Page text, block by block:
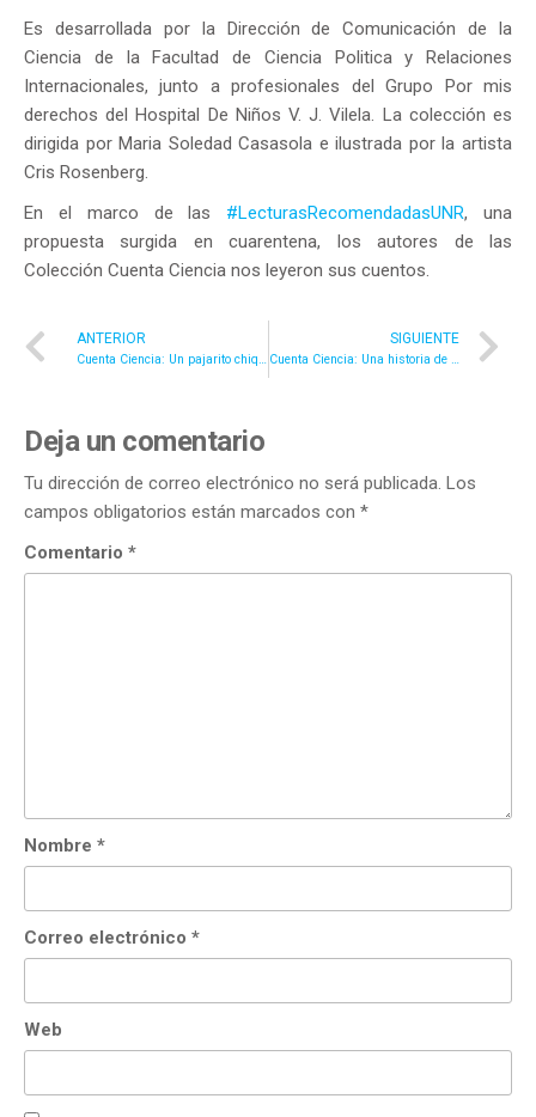
Es desarrollada por la Dirección de Comunicación de la
Ciencia de la Facultad de Ciencia Politica y Relaciones
Internacionales, junto a profesionales del Grupo Por mis
derechos del Hospital De Niños V. J. Vilela. La colección es
dirigida por Maria Soledad Casasola e ilustrada por la artista
Cris Rosenberg.
En el marco de las #LecturasRecomendadasUNR, una
propuesta surgida en cuarentena, los autores de las
Colección Cuenta Ciencia nos leyeron sus cuentos.
ANTERIOR
Cuenta Ciencia: Un pajarito chiquito puede
SIGUIENTE
Cuenta Ciencia: Una historia de Alfajores y Chinchulines
Deja un comentario
Tu dirección de correo electrónico no será publicada. Los
campos obligatorios están marcados con *
Comentario *
Nombre *
Correo electrónico *
Web